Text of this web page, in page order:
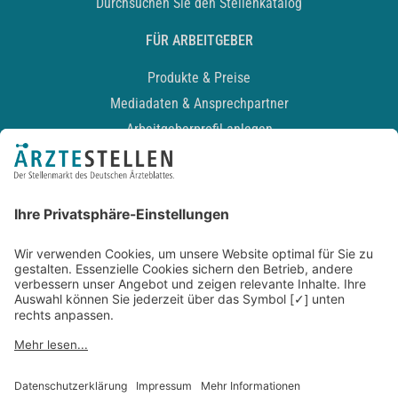
FÜR ARBEITGEBER
Produkte & Preise
Mediadaten & Ansprechpartner
Arbeitgeberprofil anlegen
Recruiting-Podcast
Kontakt
Datenschutz
Newsletter